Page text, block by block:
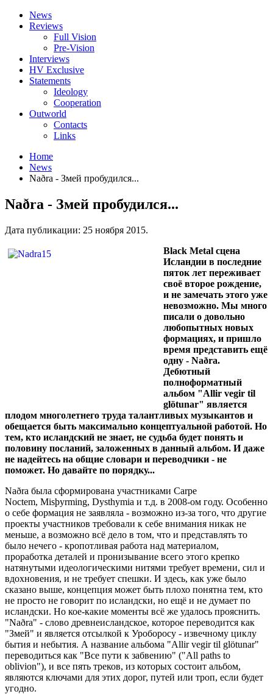
News
Reviews
Full Vision
Pre-Vision
Interviews
HV Exclusive
Statements
Ideology
Cooperation
Outworld
Contacts
Links
Home
News
Naðra - Змей пробудился...
Naðra - Змей пробудился...
Дата публикации: 25 ноября 2015.
Black Metal сцена
Исландии в последние
пяток лет переживает
своё второе рождение,
и не замечать этого уже
невозможно. Мы много
писали о довольно
любопытных новых
формациях, и пришло
время представить ещё
одну - Naðra.
Дебютный
полноформатный
альбом "Allir vegir til
glötunar" является
плодом многолетнего труда талантливых музыкантов и
обещается быть максимально концептуальной работой. Но
тем, кто исландский не знает, не судьба будет понять и
половину посланий, заложенных в данный альбом. И даже
не надейтесь на общие словари и переводчики - не
поможет. Но давайте по порядку...
Naðra была сформирована участниками Carpe
Noctem, Misþyrming, Dysthymia и т.д. в 2008-ом году. Особенно
о себе формация не заявляла - возможно из-за того, что другие
проекты участников требовали к себе внимания никак не
меньше, а возможно всё дело в том, что и представлять то
было нечего - кропотливая работа над материалом,
проработка деталей и пронизывание всего этого крепко
натянутыми идеологическими нитями требует времени, сил и
вдохновения, и не требует спешки. И здесь, как уже было
сказано выше, концепция может быть плохо понятна тем, кто
не просто не говорит по исландски, но ещё и не думает по
исландски. Но кое-какие моменты всё же удалось прояснить.
"Naðra" - слово древнеисландское, которое переводится как
"Змей" и является отсылкой к Уроборосу - извечному циклу
бытия и небытия. А название альбома "Allir vegir til glötunar"
переводиться как "Все пути к забвению" ("All paths to
oblivion"), и все пять треков, из которых состоит альбом,
являются ключами для этих дорог, путей или троп, если будет
угодно.